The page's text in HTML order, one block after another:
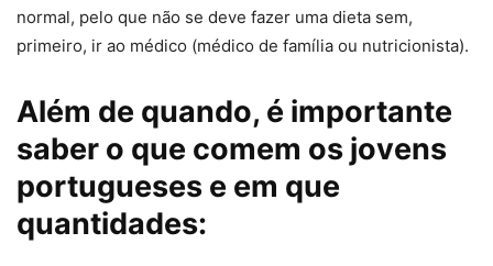
normal, pelo que não se deve fazer uma dieta sem,
primeiro, ir ao médico (médico de família ou nutricionista).
Além de quando, é importante
saber o que comem os jovens
portugueses e em que
quantidades: